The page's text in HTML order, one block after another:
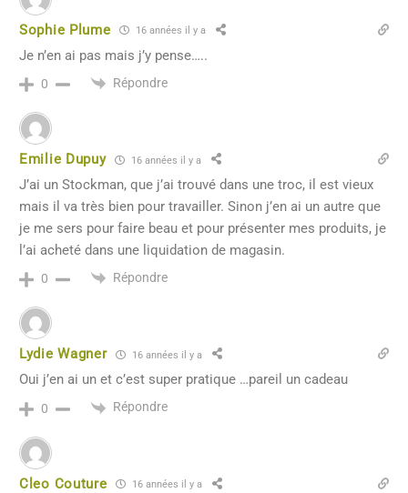
Sophie Plume 16 années il y a
Je n’en ai pas mais j’y pense…..
0 Répondre
Emilie Dupuy 16 années il y a
J’ai un Stockman, que j’ai trouvé dans une troc, il est vieux
mais il va très bien pour travailler. Sinon j’en ai un autre que
je me sers pour faire beau et pour présenter mes produits, je
l’ai acheté dans une liquidation de magasin.
0 Répondre
Lydie Wagner 16 années il y a
Oui j’en ai un et c’est super pratique …pareil un cadeau
0 Répondre
Cleo Couture 16 années il y a